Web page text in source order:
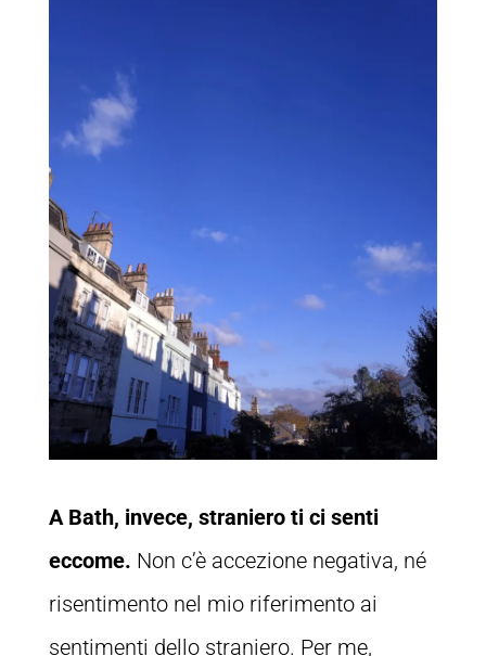
A Bath, invece, straniero ti ci senti
eccome. Non c’è accezione negativa, né
risentimento nel mio riferimento ai
sentimenti dello straniero. Per me,